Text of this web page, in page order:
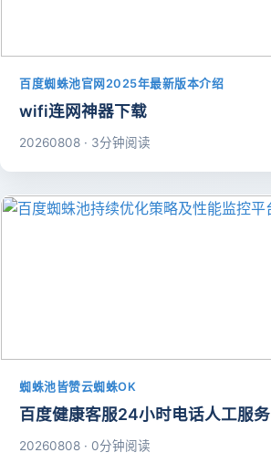
百度蜘蛛池官网2025年最新版本介绍
wifi连网神器下载
20260808 · 3分钟阅读
蜘蛛池皆赞云蜘蛛OK
百度健康客服24小时电话人工服务
20260808 · 0分钟阅读